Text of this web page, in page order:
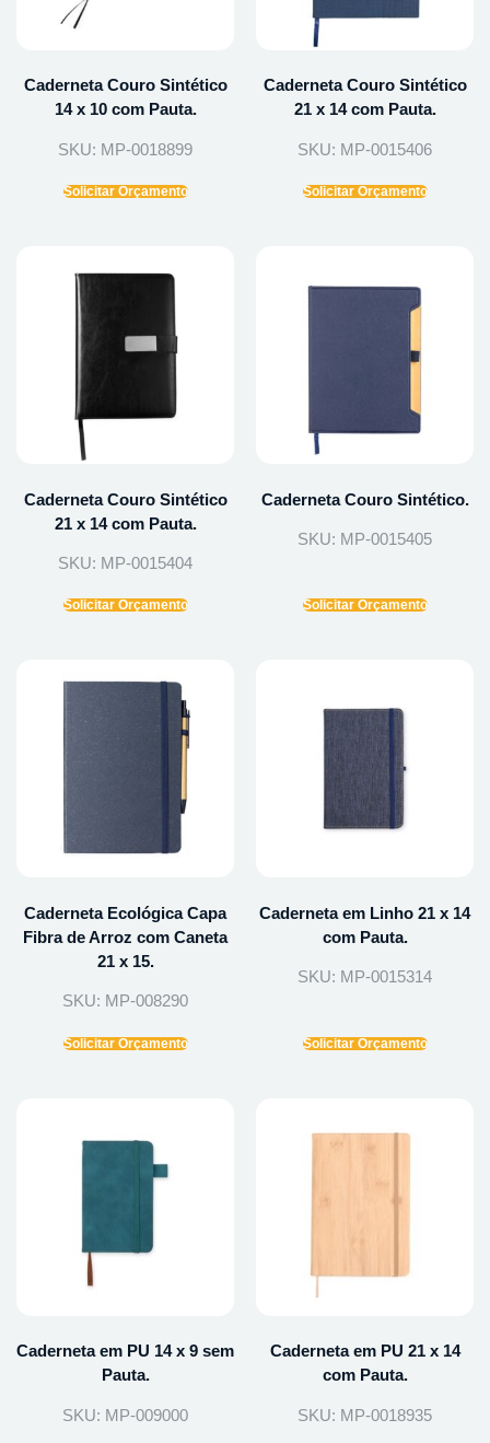
Caderneta Couro Sintético
14 x 10 com Pauta.
SKU: MP-0018899
Solicitar Orçamento
Caderneta Couro Sintético
21 x 14 com Pauta.
SKU: MP-0015406
Solicitar Orçamento
Caderneta Couro Sintético
21 x 14 com Pauta.
SKU: MP-0015404
Solicitar Orçamento
Caderneta Couro Sintético.
SKU: MP-0015405
Solicitar Orçamento
Caderneta Ecológica Capa
Fibra de Arroz com Caneta
21 x 15.
SKU: MP-008290
Solicitar Orçamento
Caderneta em Linho 21 x 14
com Pauta.
SKU: MP-0015314
Solicitar Orçamento
Caderneta em PU 14 x 9 sem
Pauta.
SKU: MP-009000
Caderneta em PU 21 x 14
com Pauta.
SKU: MP-0018935